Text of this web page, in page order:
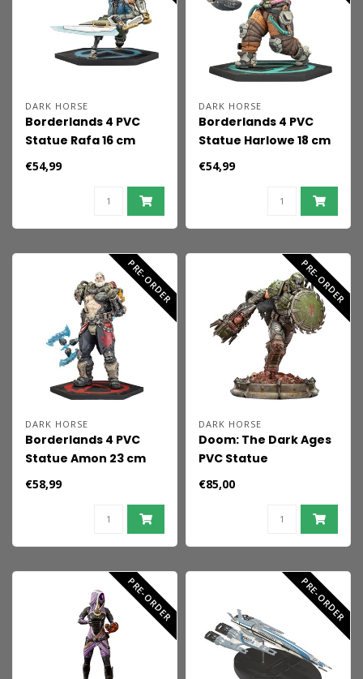
DARK HORSE
Borderlands 4 PVC
Statue Rafa 16 cm
€54,99
DARK HORSE
Borderlands 4 PVC
Statue Harlowe 18 cm
€54,99
PRE-ORDER
DARK HORSE
Borderlands 4 PVC
Statue Amon 23 cm
€58,99
PRE-ORDER
DARK HORSE
Doom: The Dark Ages
PVC Statue
Doomslayer 25 cm
€85,00
PRE-ORDER PRE-ORDER